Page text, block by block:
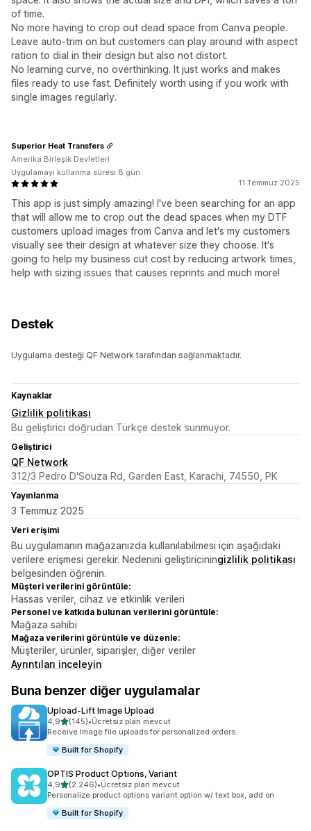
of time.
No more having to crop out dead space from Canva people.
Leave auto-trim on but customers can play around with aspect
ration to dial in their design but also not distort.
No learning curve, no overthinking. It just works and makes
files ready to use fast. Definitely worth using if you work with
single images regularly.
11 Temmuz 2025
This app is just simply amazing! I've been searching for an app
that will allow me to crop out the dead spaces when my DTF
customers upload images from Canva and let's my customers
visually see their design at whatever size they choose. It's
going to help my business cut cost by reducing artwork times,
help with sizing issues that causes reprints and much more!
Superior Heat Transfers
Amerika Birleşik Devletleri
Uygulamayı kullanma süresi:8 gün
Destek
Uygulama desteği QF Network tarafından sağlanmaktadır.
Kaynaklar
Gizlilik politikası
Bu geliştirici doğrudan Türkçe destek sunmuyor.
Geliştirici
QF Network
312/3 Pedro D'Souza Rd, Garden East, Karachi, 74550, PK
Yayınlanma
3 Temmuz 2025
Veri erişimi
Bu uygulamanın mağazanızda kullanılabilmesi için aşağıdaki
verilere erişmesi gerekir. Nedenini geliştiriciningizlilik politikası
belgesinden öğrenin.
Müşteri verilerini görüntüle:
Hassas veriler, cihaz ve etkinlik verileri
Personel ve katkıda bulunan verilerini görüntüle:
Mağaza sahibi
Mağaza verilerini görüntüle ve düzenle:
Müşteriler, ürünler, siparişler, diğer veriler
Ayrıntıları inceleyin
Buna benzer diğer uygulamalar
Upload‑Lift Image Upload
4,95 yıldız üzerinden
(145)
toplam 145 değerlendirme
•Ücretsiz plan mevcut
Receive Image file uploads for personalized orders.
Built for Shopify
OPTIS Product Options, Variant
4,95 yıldız üzerinden
(2.246)
toplam 2246 değerlendirme
•Ücretsiz plan mevcut
Personalize product options variant option w/ text box, add on
Built for Shopify